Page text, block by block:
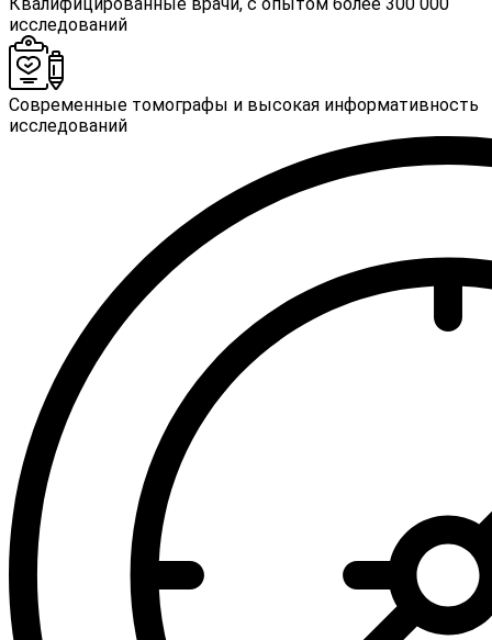
исследований
Современные томографы и высокая информативность
исследований